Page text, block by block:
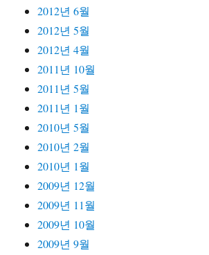
2012년 6월
2012년 5월
2012년 4월
2011년 10월
2011년 5월
2011년 1월
2010년 5월
2010년 2월
2010년 1월
2009년 12월
2009년 11월
2009년 10월
2009년 9월